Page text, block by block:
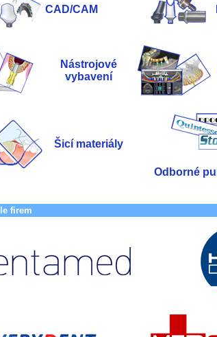
CAD/CAM
Nástrojové
vybavení
Šicí materiály
Odborné
firem